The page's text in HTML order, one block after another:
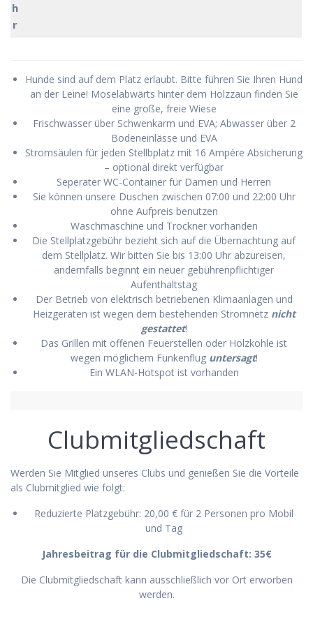
h
r
Hunde sind auf dem Platz erlaubt. Bitte führen Sie Ihren Hund
an der Leine! Moselabwärts hinter dem Holzzaun finden Sie
eine große, freie Wiese
Frischwasser über Schwenkarm und EVA; Abwasser über 2
Bodeneinlässe und EVA
Stromsäulen für jeden Stellbplatz mit 16 Ampére Absicherung
– optional direkt verfügbar
Seperater WC-Container für Damen und Herren
Sie können unsere Duschen zwischen 07:00 und 22:00 Uhr
ohne Aufpreis benutzen
Waschmaschine und Trockner vorhanden
Die Stellplatzgebühr bezieht sich auf die Übernachtung auf
dem Stellplatz. Wir bitten Sie bis 13:00 Uhr abzureisen,
andernfalls beginnt ein neuer gebührenpflichtiger
Aufenthaltstag
Der Betrieb von elektrisch betriebenen Klimaanlagen und
Heizgeräten ist wegen dem bestehenden Stromnetz nicht
gestattet!
Das Grillen mit offenen Feuerstellen oder Holzkohle ist
wegen möglichem Funkenflug untersagt!
Ein WLAN-Hotspot ist vorhanden
Clubmitgliedschaft
Werden Sie Mitglied unseres Clubs und genießen Sie die Vorteile
als Clubmitglied wie folgt:
Reduzierte Platzgebühr: 20,00 € für 2 Personen pro Mobil
und Tag
Jahresbeitrag für die Clubmitgliedschaft: 35€
Die Clubmitgliedschaft kann ausschließlich vor Ort erworben
werden.